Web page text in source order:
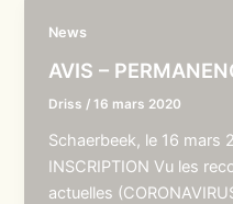
News
AVIS –
Driss /16 mars 2020
Schaerbeek, le 16 mars
INSCRIPTION Vu les
actuelles